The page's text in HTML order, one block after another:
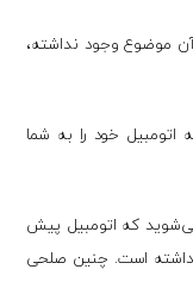
آن موضوع وجود نداشته،
خود را به شما
که اتومبیل پیش
است. چنین صلحی